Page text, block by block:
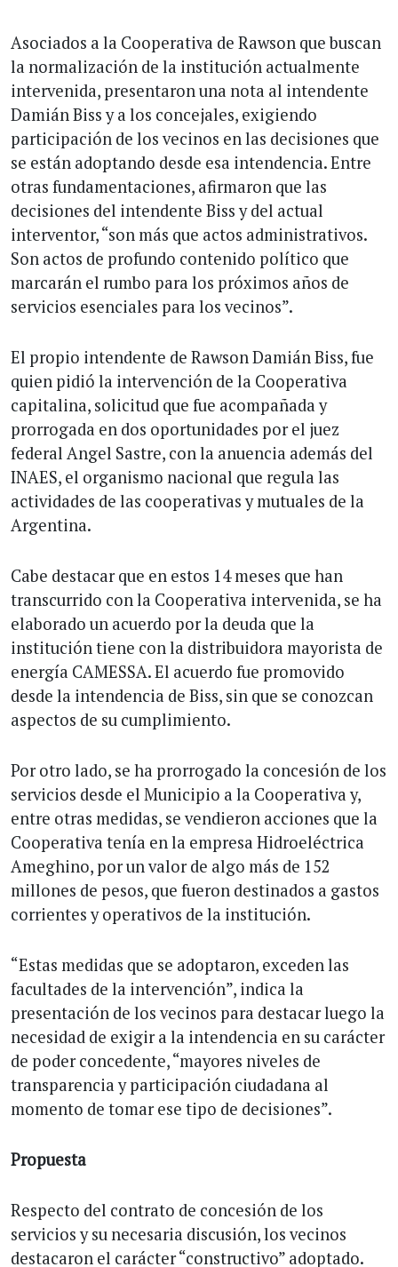
Asociados a la Cooperativa de Rawson que buscan
la normalización de la institución actualmente
intervenida, presentaron una nota al intendente
Damián Biss y a los concejales, exigiendo
participación de los vecinos en las decisiones que
se están adoptando desde esa intendencia. Entre
otras fundamentaciones, afirmaron que las
decisiones del intendente Biss y del actual
interventor, “son más que actos administrativos.
Son actos de profundo contenido político que
marcarán el rumbo para los próximos años de
servicios esenciales para los vecinos”.
El propio intendente de Rawson Damián Biss, fue
quien pidió la intervención de la Cooperativa
capitalina, solicitud que fue acompañada y
prorrogada en dos oportunidades por el juez
federal Angel Sastre, con la anuencia además del
INAES, el organismo nacional que regula las
actividades de las cooperativas y mutuales de la
Argentina.
Cabe destacar que en estos 14 meses que han
transcurrido con la Cooperativa intervenida, se ha
elaborado un acuerdo por la deuda que la
institución tiene con la distribuidora mayorista de
energía CAMESSA. El acuerdo fue promovido
desde la intendencia de Biss, sin que se conozcan
aspectos de su cumplimiento.
Por otro lado, se ha prorrogado la concesión de los
servicios desde el Municipio a la Cooperativa y,
entre otras medidas, se vendieron acciones que la
Cooperativa tenía en la empresa Hidroeléctrica
Ameghino, por un valor de algo más de 152
millones de pesos, que fueron destinados a gastos
corrientes y operativos de la institución.
“Estas medidas que se adoptaron, exceden las
facultades de la intervención”, indica la
presentación de los vecinos para destacar luego la
necesidad de exigir a la intendencia en su carácter
de poder concedente, “mayores niveles de
transparencia y participación ciudadana al
momento de tomar ese tipo de decisiones”.
Propuesta
Respecto del contrato de concesión de los
servicios y su necesaria discusión, los vecinos
destacaron el carácter “constructivo” adoptado.